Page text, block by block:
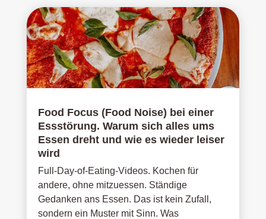
Food Focus (Food Noise) bei einer
Essstörung. Warum sich alles ums
Essen dreht und wie es wieder leiser
wird
Full-Day-of-Eating-Videos. Kochen für
andere, ohne mitzuessen. Ständige
Gedanken ans Essen. Das ist kein Zufall,
sondern ein Muster mit Sinn. Was